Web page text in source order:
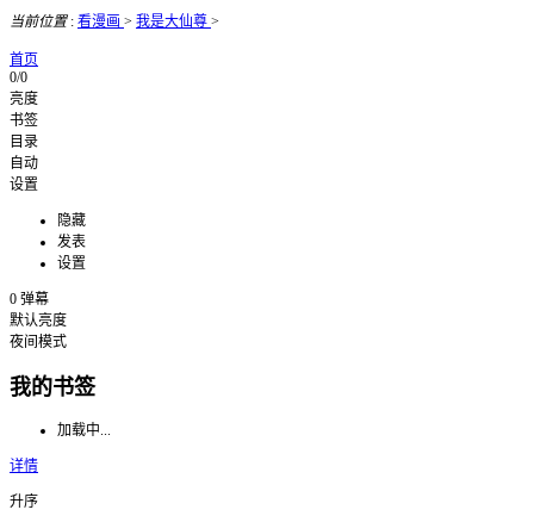
当前位置: 看漫画 > 我是大仙尊 >
首页
0/0
亮度
书签
目录
自动
设置
隐藏
发表
设置
0 弹幕
默认亮度
夜间模式
我的书签
加载中...
详情
升序